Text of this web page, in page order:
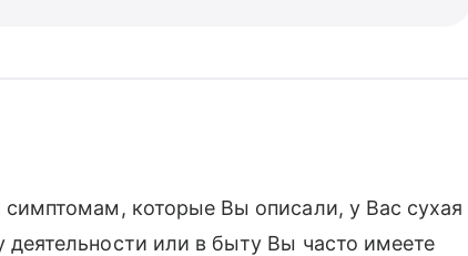
которые Вы описали, у Вас сухая
или в быту Вы часто имеете